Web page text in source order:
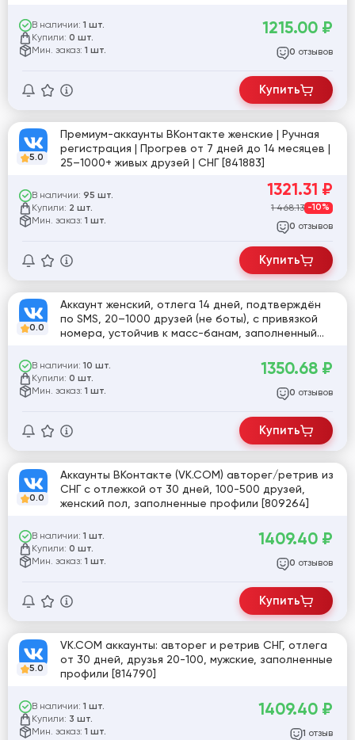
В наличии: 1 шт.
Купили: 0 шт.
Мин. заказ: 1 шт.
1215.00 ₽
0 отзывов
Купить
5.0
Премиум-аккаунты ВКонтакте женские | Ручная
регистрация | Прогрев от 7 дней до 14 месяцев |
25–1000+ живых друзей | СНГ [841883]
В наличии: 95 шт.
Купили: 2 шт.
Мин. заказ: 1 шт.
1321.31 ₽
1 468.13 -10%
0 отзывов
Купить
0.0
Аккаунт женский, отлега 14 дней, подтверждён
по SMS, 20–1000 друзей (не боты), с привязкой
номера, устойчив к масс-банам, заполненный
В наличии: 10 шт.
Купили: 0 шт.
Мин. заказ: 1 шт.
1350.68 ₽
0 отзывов
Купить
0.0
Аккаунты ВКонтакте (VK.COM) авторег/ретрив из
СНГ с отлежкой от 30 дней, 100-500 друзей,
женский пол, заполненные профили [809264]
В наличии: 1 шт.
Купили: 0 шт.
Мин. заказ: 1 шт.
1409.40 ₽
0 отзывов
Купить
5.0
VK.COM аккаунты: авторег и ретрив СНГ, отлега
от 30 дней, друзья 20-100, мужские, заполненные
профили [814790]
В наличии: 1 шт.
Купили: 3 шт.
Мин. заказ: 1 шт.
1409.40 ₽
1 отзыв